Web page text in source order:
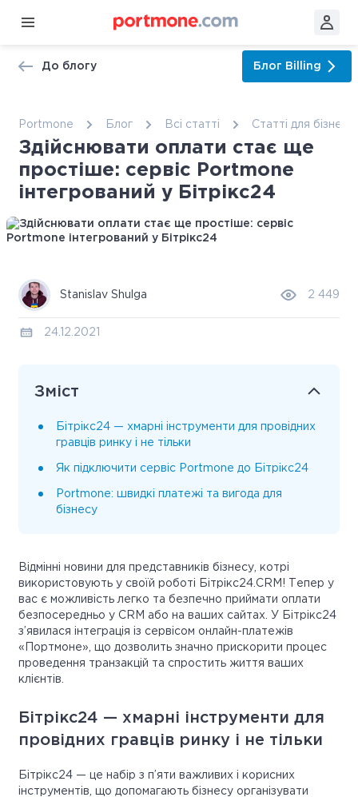
До блогу Блог Billing
Portmone Блог Всі статтi Статті для бізнесу
Здійснювати оплати стає ще
простіше: сервіс Portmone
інтегрований у Бітрікс24
Stanislav Shulga 2 449
24.12.2021
Зміст
Бітрікс24 — хмарні інструменти для провідних
гравців ринку і не тільки
Як підключити сервіс Portmone до Бітрікс24
Portmone: швидкі платежі та вигода для
бізнесу
Відмінні новини для представників бізнесу, котрі
використовують у своїй роботі Бітрікс24.CRM! Тепер у
вас є можливість легко та безпечно приймати оплати
безпосередньо у CRM або на ваших сайтах. У Бітрікс24
з’явилася інтеграція із сервісом онлайн-платежів
«Портмоне», що дозволить значно прискорити процес
проведення транзакцій та спростить життя ваших
клієнтів.
Бітрікс24 — хмарні інструменти для
провідних гравців ринку і не тільки
Бітрікс24 — це набір з п’яти важливих і корисних
інструментів, що допомагають бізнесу організувати